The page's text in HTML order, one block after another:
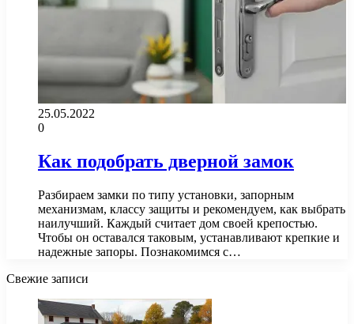
25.05.2022
0
Как подобрать дверной замок
Разбираем замки по типу установки, запорным
механизмам, классу защиты и рекомендуем, как выбрать
наилучший. Каждый считает дом своей крепостью.
Чтобы он оставался таковым, устанавливают крепкие и
надежные запоры. Познакомимся с…
Свежие записи